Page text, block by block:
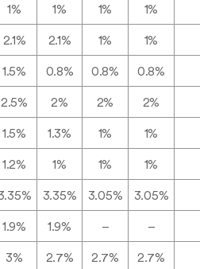
1% 1% 1% 1%
2.1% 2.1% 1% 1%
1.5% 0.8% 0.8% 0.8%
2.5% 2% 2% 2%
1.5% 1.3% 1% 1%
1.2% 1% 1% 1%
3.35% 3.05% 3.05%
1.9% 1.9% – –
3% 2.7% 2.7% 2.7%